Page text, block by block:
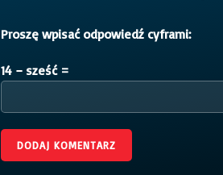
Proszę wpisać odpowiedź cyframi:
14 − sześć =